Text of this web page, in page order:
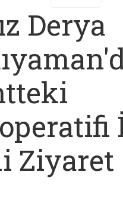
Derya
Ziyaret